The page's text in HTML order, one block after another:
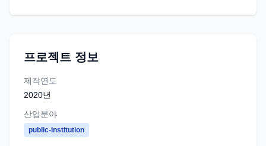
프로젝트 정보
제작연도
2020년
산업분야
public-institution